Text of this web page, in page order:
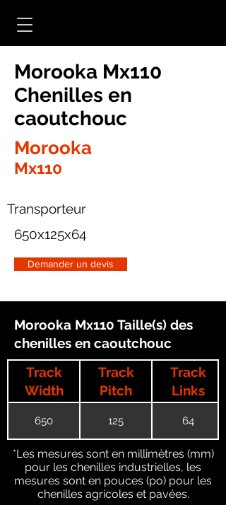
Morooka Mx110
Chenilles en
caoutchouc
Morooka
Mx110
Transporteur
650x125x64
Demander un devis
Morooka Mx110 Taille(s) des
chenilles en caoutchouc
Track
Width
Track
Pitch
Track
Links
650 125 64
*Les mesures sont en millimètres (mm)
pour les chenilles industrielles, les
mesures sont en pouces (po) pour les
chenilles agricoles et pavées.